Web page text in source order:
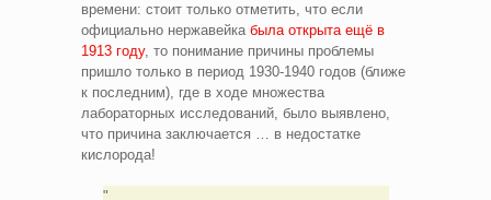
времени: стоит только отметить, что если
официально нержавейка была открыта ещё в
1913 году, то понимание причины проблемы
пришло только в период 1930-1940 годов (ближе
к последним), где в ходе множества
лабораторных исследований, было выявлено,
что причина заключается … в недостатке
кислорода!